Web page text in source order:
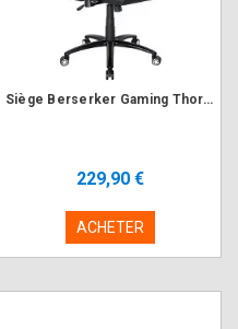
Siège Berserker Gaming Thor Luxury Black White
229,90 €
ACHETER